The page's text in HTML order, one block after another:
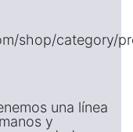
shop/category/
una línea
y